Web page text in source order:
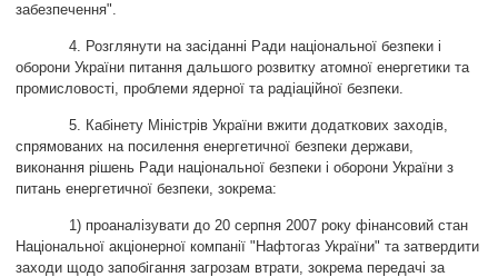
забезпечення".
4. Розглянути на засіданні Ради національної безпеки і
оборони України питання дальшого розвитку атомної енергетики та
промисловості, проблеми ядерної та радіаційної безпеки.
5. Кабінету Міністрів України вжити додаткових заходів,
спрямованих на посилення енергетичної безпеки держави,
виконання рішень Ради національної безпеки і оборони України з
питань енергетичної безпеки, зокрема:
1) проаналізувати до 20 серпня 2007 року фінансовий стан
Національної акціонерної компанії "Нафтогаз України" та затвердити
заходи щодо запобігання загрозам втрати, зокрема передачі за